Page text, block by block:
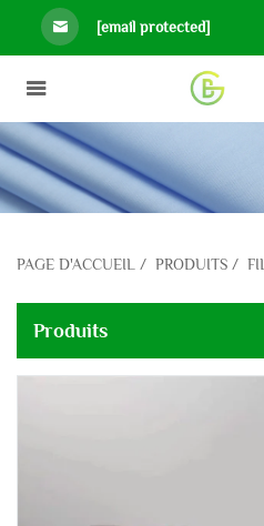
[email protected]
PAGE D'ACCUEIL / PRODUITS / FIL
Produits